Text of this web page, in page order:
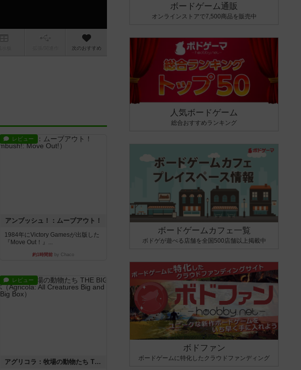
次のおすすめ
レビュー
アンブッシュ！：ムーブアウト！
1984年にVictory Gamesが出版した
『Move Out！』...
約1時間前 by Chaco
レビュー
アグリコラ：牧場の動物たち THE BIG BOX
ボードゲーム通販
オンラインストアで7,500商品を販売中
人気ボードゲーム
総合おすすめランキング
ボードゲームカフェ一覧
ボドゲが遊べる店舗を全国500店舗以上掲載中
ボドファン
ボードゲームに特化したクラウドファンディング